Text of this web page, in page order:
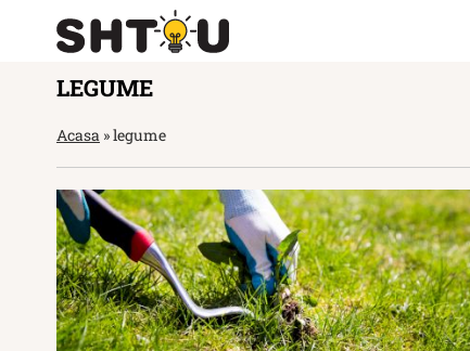
LEGUME
Acasa »legume